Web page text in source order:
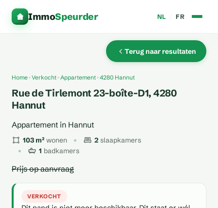
ImmoSpeurder NL FR
Terug naar resultaten
Home Verkocht Appartement 4280 Hannut
Rue de Tirlemont 23-boîte-D1, 4280
Hannut
Appartement in Hannut
103 m² wonen 2 slaapkamers
1 badkamers
Prijs op aanvraag
VERKOCHT